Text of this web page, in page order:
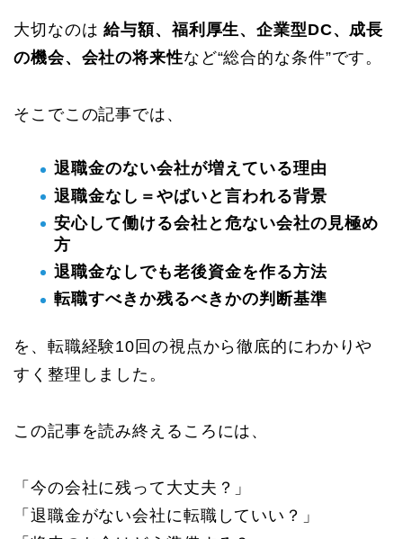
大切なのは給与額、福利厚生、企業型DC、成長
の機会、会社の将来性など“総合的な条件”です。
そこでこの記事では、
退職金のない会社が増えている理由
退職金なし＝やばいと言われる背景
安心して働ける会社と危ない会社の見極め
方
退職金なしでも老後資金を作る方法
転職すべきか残るべきかの判断基準
を、転職経験10回の視点から徹底的にわかりや
すく整理しました。
この記事を読み終えるころには、
「今の会社に残って大丈夫？」
「退職金がない会社に転職していい？」